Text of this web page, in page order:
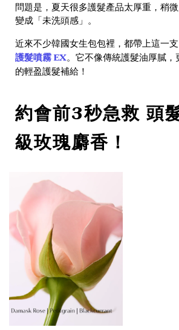
問題是，夏天很多護髮產品太厚重，稍
變成「未洗頭感」。
近來不少韓國女生包包裡，都帶上這一支
護髮噴霧 EX。它不像傳統護髮油厚膩，
的輕盈護髮補給！
約會前3秒急救 頭
級玫瑰麝香！